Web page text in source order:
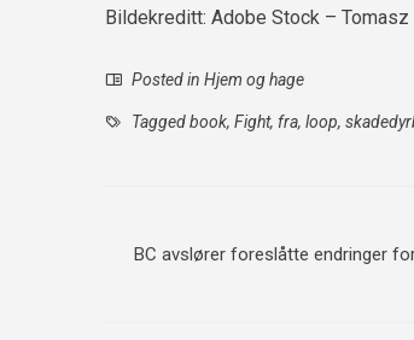
Bildekreditt: Adobe Stock – Tomasz
Posted in Hjem og hage
Taggedbook, Fight, fra, loop,
BC avslører foreslåtte endringer